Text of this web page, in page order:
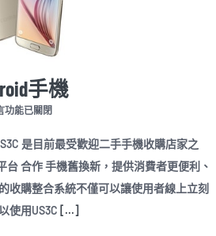
手機
功能已關閉
是目前最受歡迎二手手機收購店家之
台 合作 手機舊換新，提供消費者更便利、
收購整合系統不僅可以讓使用者線上立刻
使用US3C [...]